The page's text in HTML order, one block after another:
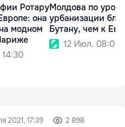
Ротару
она
модном
14:30
Молдова по
урбанизации
Бутану, чем к
12 Июл. 08:00
2021, 17:39 2 898